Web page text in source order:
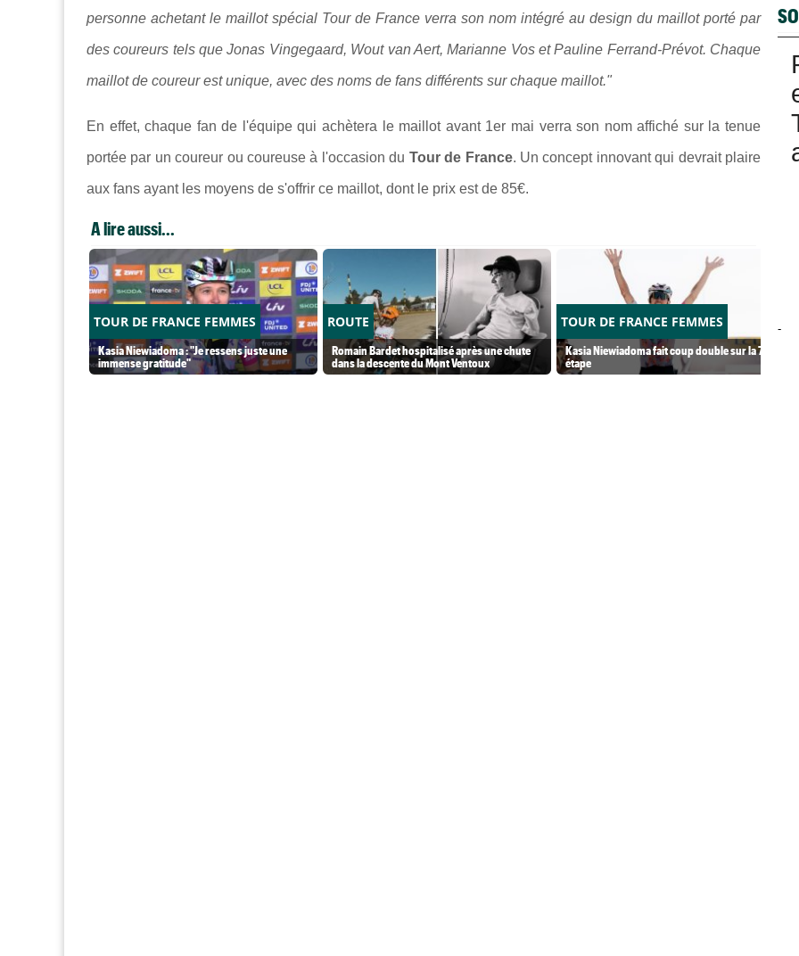
personne achetant le maillot spécial Tour de France verra son nom intégré au design du maillot porté par
des coureurs tels que Jonas Vingegaard, Wout van Aert, Marianne Vos et Pauline Ferrand-Prévot. Chaque
maillot de coureur est unique, avec des noms de fans différents sur chaque maillot."
En effet, chaque fan de l'équipe qui achètera le maillot avant 1er mai verra son nom affiché sur la tenue
portée par un coureur ou coureuse à l'occasion du Tour de France. Un concept innovant qui devrait plaire
aux fans ayant les moyens de s'offrir ce maillot, dont le prix est de 85€.
A lire aussi...
TOUR DE FRANCE FEMMES
Kasia Niewiadoma : "Je ressens juste une
immense gratitude"
ROUTE
Romain Bardet hospitalisé après une chute
dans la descente du Mont Ventoux
TOUR DE FRANCE FEMMES
Kasia Niewiadoma fait coup double sur la 7e
étape
-